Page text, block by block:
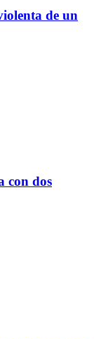
de un
con dos